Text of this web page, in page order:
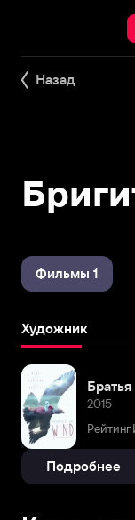
Назад
Фильмы 1
Художник
Братья
2015
Рейтинг
Подробнее